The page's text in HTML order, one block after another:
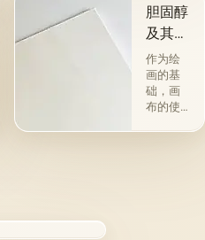
括从各
种植物
的种子
获得并
与植物
脂肪有
关的所
干燥
胆固醇
及其特
性
作为绘
画的基
础，画
布的使